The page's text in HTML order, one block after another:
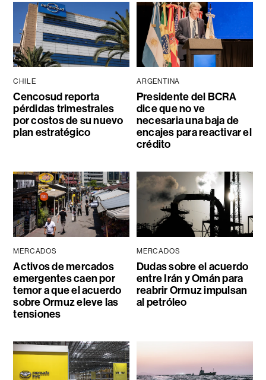
CHILE
Cencosud reporta
pérdidas trimestrales
por costos de su nuevo
plan estratégico
ARGENTINA
Presidente del BCRA
dice que no ve
necesaria una baja de
encajes para reactivar el
crédito
MERCADOS
Activos de mercados
emergentes caen por
temor a que el acuerdo
sobre Ormuz eleve las
tensiones
MERCADOS
Dudas sobre el acuerdo
entre Irán y Omán para
reabrir Ormuz impulsan
al petróleo